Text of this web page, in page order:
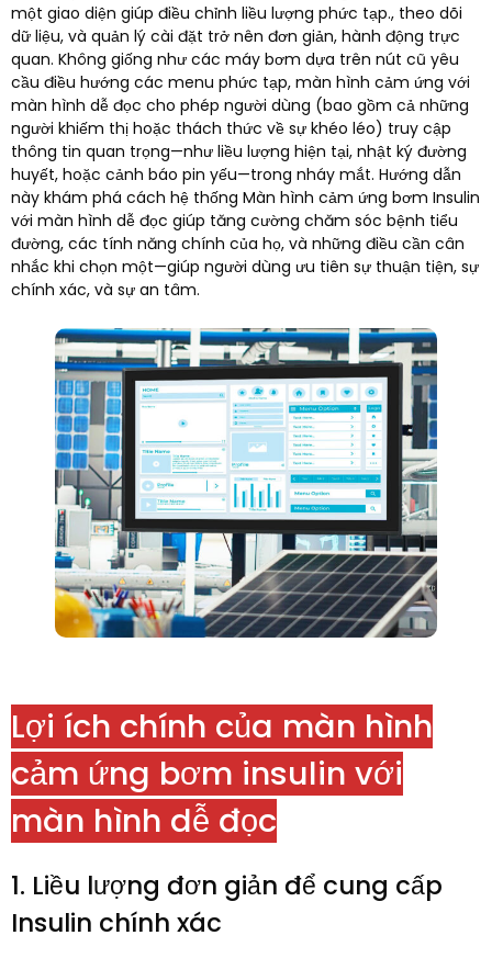
một giao diện giúp điều chỉnh liều lượng phức tạp., theo dõi
dữ liệu, và quản lý cài đặt trở nên đơn giản, hành động trực
quan. Không giống như các máy bơm dựa trên nút cũ yêu
cầu điều hướng các menu phức tạp, màn hình cảm ứng với
màn hình dễ đọc cho phép người dùng (bao gồm cả những
người khiếm thị hoặc thách thức về sự khéo léo) truy cập
thông tin quan trọng—như liều lượng hiện tại, nhật ký đường
huyết, hoặc cảnh báo pin yếu—trong nháy mắt. Hướng dẫn
này khám phá cách hệ thống Màn hình cảm ứng bơm Insulin
với màn hình dễ đọc giúp tăng cường chăm sóc bệnh tiểu
đường, các tính năng chính của họ, và những điều cần cân
nhắc khi chọn một—giúp người dùng ưu tiên sự thuận tiện, sự
chính xác, và sự an tâm.​
Lợi ích chính của màn hình
cảm ứng bơm insulin với
màn hình dễ đọc
1. Liều lượng đơn giản để cung cấp
Insulin chính xác